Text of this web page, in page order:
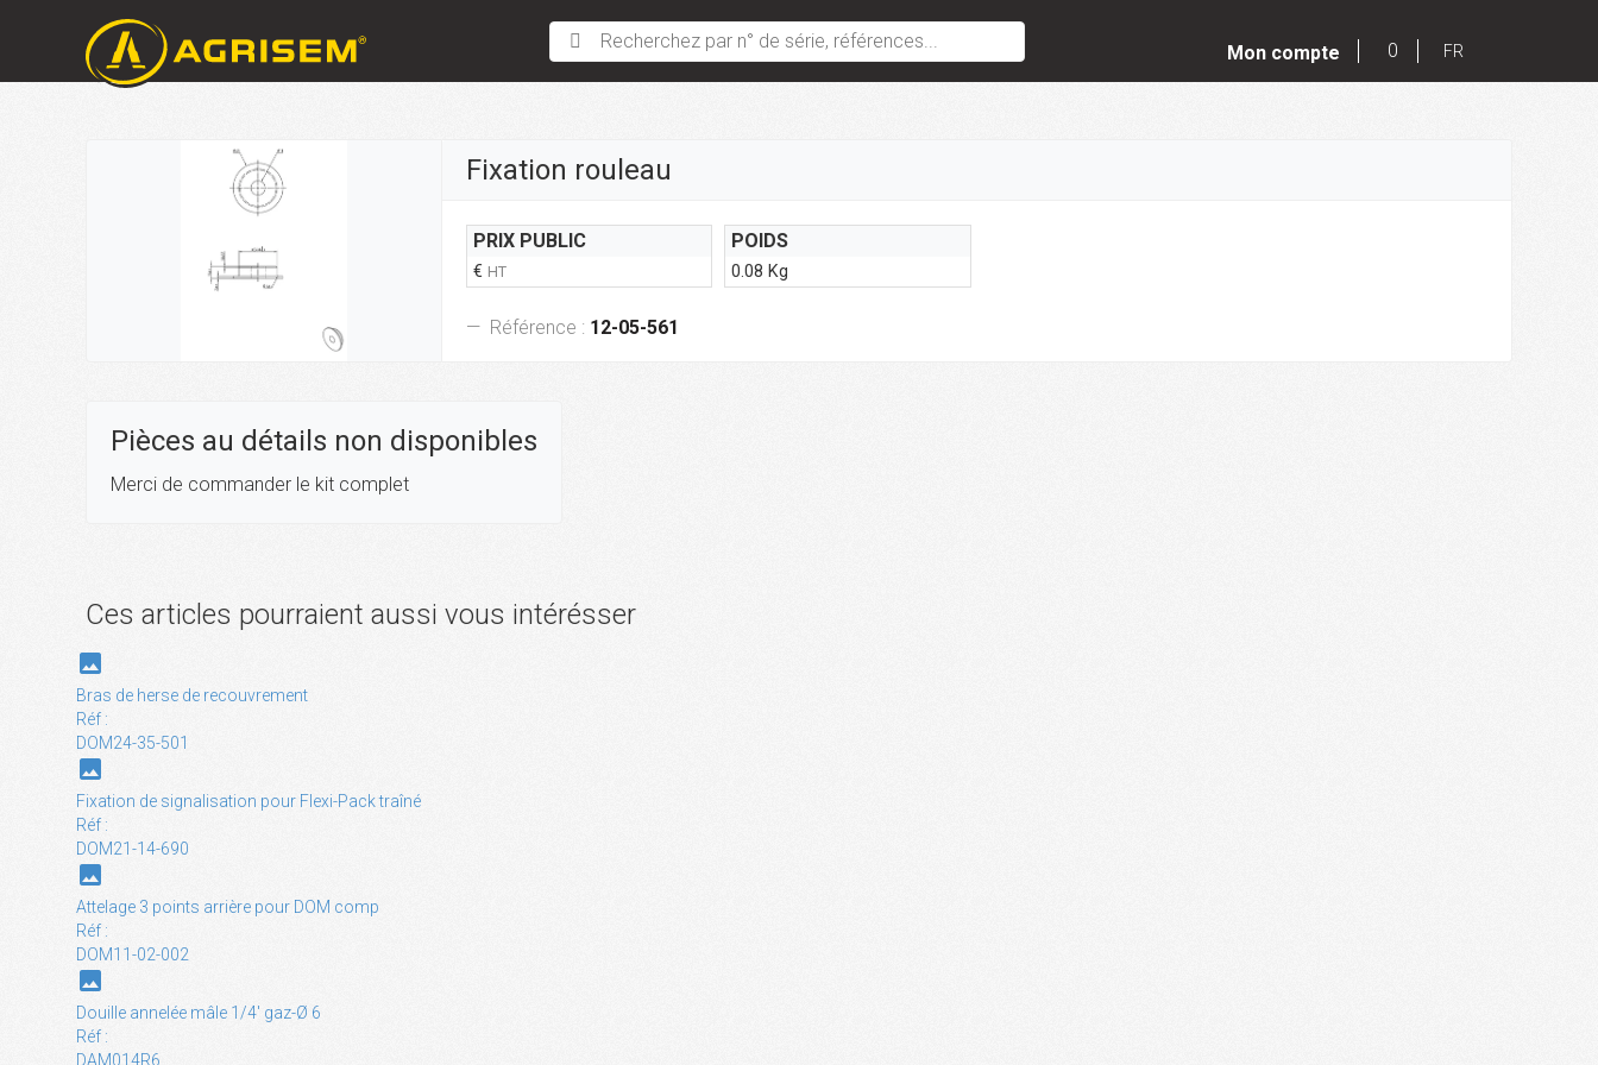
Recherchez par n° de série, références...
Mon compte 0 FR
Fixation rouleau
PRIX PUBLIC
€ HT
POIDS
0.08 Kg
Référence : 12-05-561
Pièces au détails non disponibles
Merci de commander le kit complet
Ces articles pourraient aussi vous intérésser
photo
Bras de herse de recouvrement
Réf :
DOM24-35-501
photo
Fixation de signalisation pour Flexi-Pack traîné
Réf :
DOM21-14-690
photo
Attelage 3 points arrière pour DOM comp
Réf :
DOM11-02-002
photo
Douille annelée mâle 1/4' gaz-Ø 6
Réf :
DAM014R6